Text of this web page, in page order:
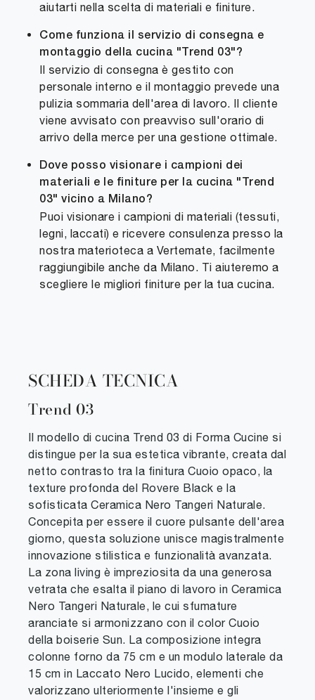
aiutarti nella scelta di materiali e finiture.
Come funziona il servizio di consegna e
montaggio della cucina "Trend 03"?
Il servizio di consegna è gestito con
personale interno e il montaggio prevede una
pulizia sommaria dell'area di lavoro. Il cliente
viene avvisato con preavviso sull'orario di
arrivo della merce per una gestione ottimale.
Dove posso visionare i campioni dei
materiali e le finiture per la cucina "Trend
03" vicino a Milano?
Puoi visionare i campioni di materiali (tessuti,
legni, laccati) e ricevere consulenza presso la
nostra materioteca a Vertemate, facilmente
raggiungibile anche da Milano. Ti aiuteremo a
scegliere le migliori finiture per la tua cucina.
SCHEDA TECNICA
Trend 03
Il modello di cucina Trend 03 di Forma Cucine si
distingue per la sua estetica vibrante, creata dal
netto contrasto tra la finitura Cuoio opaco, la
texture profonda del Rovere Black e la
sofisticata Ceramica Nero Tangeri Naturale.
Concepita per essere il cuore pulsante dell'area
giorno, questa soluzione unisce magistralmente
innovazione stilistica e funzionalità avanzata.
La zona living è impreziosita da una generosa
vetrata che esalta il piano di lavoro in Ceramica
Nero Tangeri Naturale, le cui sfumature
aranciate si armonizzano con il color Cuoio
della boiserie Sun. La composizione integra
colonne forno da 75 cm e un modulo laterale da
15 cm in Laccato Nero Lucido, elementi che
valorizzano ulteriormente l'insieme e gli